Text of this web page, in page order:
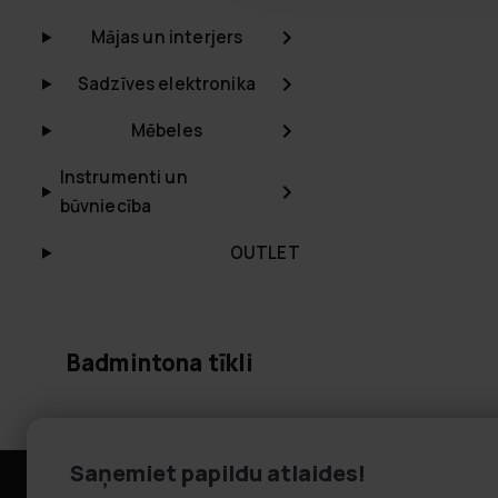
Mājas un interjers
Sadzīves elektronika
Mēbeles
Instrumenti un
būvniecība
OUTLET
Badmintona tīkli
Saņemiet papildu atlaides!